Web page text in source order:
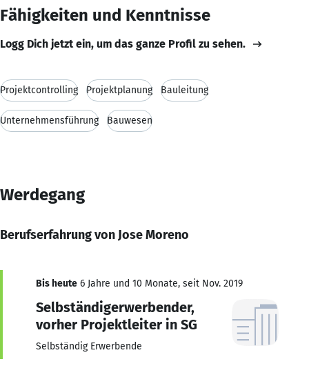
Fähigkeiten und Kenntnisse
Logg Dich jetzt ein, um das ganze Profil zu sehen.
Projektcontrolling Projektplanung Bauleitung
Unternehmensführung Bauwesen
Werdegang
Berufserfahrung von Jose Moreno
Bis heute 6 Jahre und 10 Monate, seit Nov. 2019
Selbständigerwerbender,
vorher Projektleiter in SG
Selbständig Erwerbende